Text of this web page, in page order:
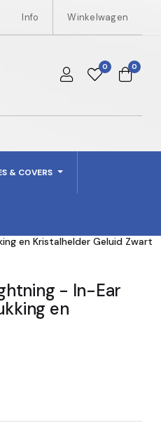
Info Winkelwagen
0 0
& COVERS
en Kristalhelder Geluid Zwart
- In-Ear
en